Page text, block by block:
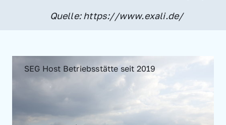
Quelle: https://www.exali.de/
SEG Host Betriebsstätte seit 2019